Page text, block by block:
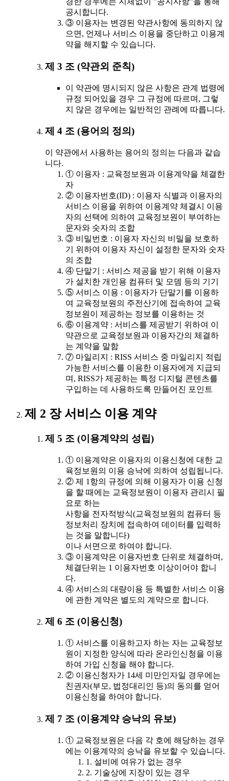
공시합니다.
③ 이용자는 변경된 약관사항에 동의하지 않
으면, 언제나 서비스 이용을 중단하고 이용계
약을 해지할 수 있습니다.
제 3 조 (약관외 준칙)
이 약관에 명시되지 않은 사항은 관계 법령에
규정 되어있을 경우 그 규정에 따르며, 그렇
지 않은 경우에는 일반적인 관례에 따릅니다.
제 4 조 (용어의 정의)
이 약관에서 사용하는 용어의 정의는 다음과 같습
니다.
① 이용자 : 교육정보원과 이용계약을 체결한
자
② 이용자번호(ID) : 이용자 식별과 이용자의
서비스 이용을 위하여 이용계약 체결시 이용
자의 선택에 의하여 교육정보원이 부여하는
문자와 숫자의 조합
③ 비밀번호 : 이용자 자신의 비밀을 보호하
기 위하여 이용자 자신이 설정한 문자와 숫자
의 조합
④ 단말기 : 서비스 제공을 받기 위해 이용자
가 설치한 개인용 컴퓨터 및 모뎀 등의 기기
⑤ 서비스 이용 : 이용자가 단말기를 이용하
여 교육정보원의 주전산기에 접속하여 교육
정보원이 제공하는 정보를 이용하는 것
⑥ 이용계약 : 서비스를 제공받기 위하여 이
약관으로 교육정보원과 이용자간의 체결하
는 계약을 말함
⑦ 마일리지 : RISS 서비스 중 마일리지 적립
가능한 서비스를 이용한 이용자에게 지급되
며, RISS가 제공하는 특정 디지털 콘텐츠를
구입하는 데 사용하도록 만들어진 포인트
제 2 장 서비스 이용 계약
제 5 조 (이용계약의 성립)
① 이용계약은 이용자의 이용신청에 대한 교
육정보원의 이용 승낙에 의하여 성립됩니다.
② 제 1항의 규정에 의해 이용자가 이용 신청
을 할 때에는 교육정보원이 이용자 관리시 필
요로 하는
사항을 전자적방식(교육정보원의 컴퓨터 등
정보처리 장치에 접속하여 데이터를 입력하
는 것을 말합니다)
이나 서면으로 하여야 합니다.
③ 이용계약은 이용자번호 단위로 체결하며,
체결단위는 1 이용자번호 이상이어야 합니
다.
④ 서비스의 대량이용 등 특별한 서비스 이용
에 관한 계약은 별도의 계약으로 합니다.
제 6 조 (이용신청)
① 서비스를 이용하고자 하는 자는 교육정보
원이 지정한 양식에 따라 온라인신청을 이용
하여 가입 신청을 해야 합니다.
② 이용신청자가 14세 미만인자일 경우에는
친권자(부모, 법정대리인 등)의 동의를 얻어
이용신청을 하여야 합니다.
제 7 조 (이용계약 승낙의 유보)
① 교육정보원은 다음 각 호에 해당하는 경우
에는 이용계약의 승낙을 유보할 수 있습니다.
1. 설비에 여유가 없는 경우
2. 기술상에 지장이 있는 경우